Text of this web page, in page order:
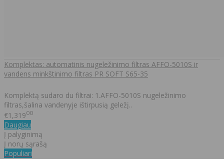
Komplektas: automatinis nugeležinimo filtras AFFO-5010S ir
vandens minkštinimo filtras PR SOFT S65-35
Komplektą sudaro du filtrai: 1.AFFO-5010S nugeležinimo
filtras,šalina vandenyje ištirpusią geležį..
€1,31900
Daugiau
Į palyginimą
Į norų sąrašą
Populiari